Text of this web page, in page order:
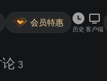
会员特惠
历史 客户端
3